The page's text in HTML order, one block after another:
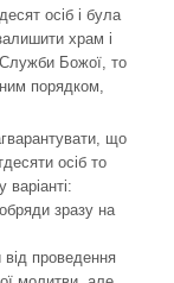
осіб і була
храм і
Божої, то
порядком,
що
осіб то
зразу на
проведення